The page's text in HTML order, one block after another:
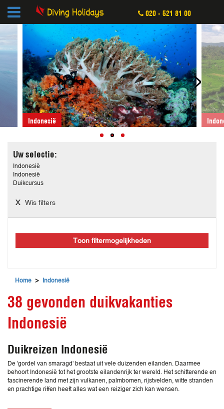
020 - 521 81 00
Indonesië
< >
Uw selectie:
Indonesië
Indonesië
Duikcursus
Wis filters
Toon filtermogelijkheden
Home > Indonesië
38 gevonden duikvakanties
Indonesië
Duikreizen Indonesië
De 'gordel van smaragd' bestaat uit vele duizenden eilanden. Daarmee
behoort Indonesië tot het grootste eilandenrijk ter wereld. Het schitterende en
fascinerende land met zijn vulkanen, palmbomen, rijstvelden, witte stranden
en prachtige riffen heeft alles wat een reiziger zich kan wensen.